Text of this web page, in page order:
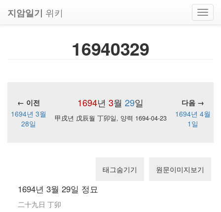
지암일기 위키
16940329
1694년 3월 29일
← 이전
다음 →
1694년 3월
28일
甲戌년 戊辰월 丁卯일, 양력 1694-04-23
1694년 4월
1일
태그숨기기 원문이미지보기
1694년 3월 29일 정묘
二十九日 丁卯